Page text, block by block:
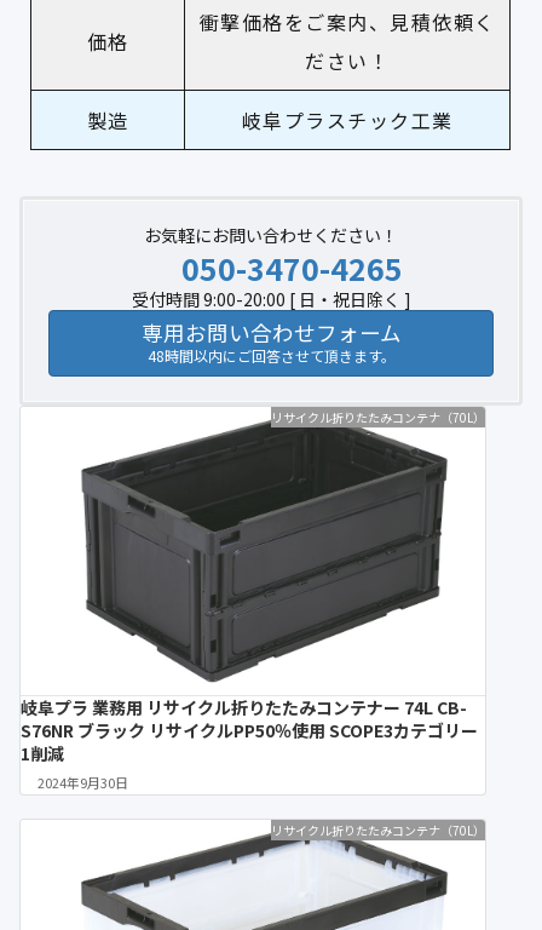
価格
衝撃価格をご案内、見積依頼く
ださい！
製造 岐阜プラスチック工業
お気軽にお問い合わせください！
050-3470-4265
受付時間 9:00-20:00 [ 日・祝日除く ]
専用お問い合わせフォーム
48時間以内にご回答させて頂きます。
リサイクル折りたたみコンテナ（70L）
岐阜プラ 業務用 リサイクル折りたたみコンテナー 74L CB-
S76NR ブラック リサイクルPP50％使用 SCOPE3カテゴリー
1削減
2024年9月30日
リサイクル折りたたみコンテナ（70L）